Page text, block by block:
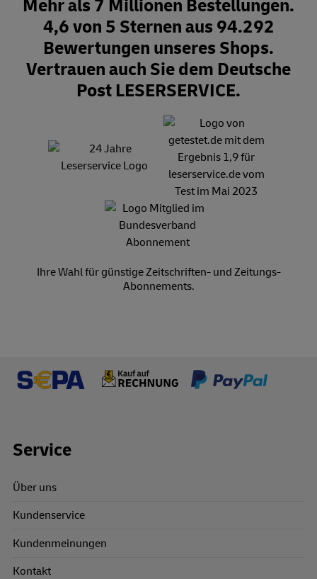
Mehr als 7 Millionen Bestellungen.
4,6 von 5 Sternen aus 94.292
Bewertungen unseres Shops.
Vertrauen auch Sie dem Deutsche
Post LESERSERVICE.
Ihre Wahl für günstige Zeitschriften- und Zeitungs-
Abonnements.
Footer Links
Service
Über uns
Kundenservice
Kundenmeinungen
Kontakt